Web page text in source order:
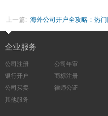
上一篇: 海外公司开户全攻略：热
规要点
企业服务
公司注册
公司年审
银行开户
商标注册
公司买卖
律师公证
其他服务